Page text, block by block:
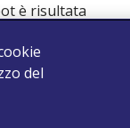
è risultata
un chatbot
dell’app e
commenti
del